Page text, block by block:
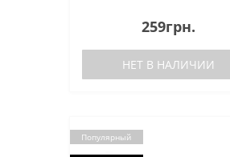
259грн.
НЕТ В НАЛИЧИИ
Популярный